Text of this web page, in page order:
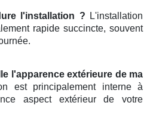
l'installation ? L'installation
rapide succincte, souvent
l'apparence extérieure de ma
est principalement interne à
aspect extérieur de votre